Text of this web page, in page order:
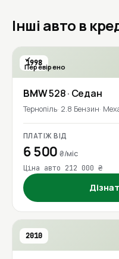
Інші авто в
1998
Перевірено
BMW528· Седан
Тернопіль 2.8 Бензин
ПЛАТІЖ ВІД
6 500₴/міс
Ціна авто 212 000 ₴
2010